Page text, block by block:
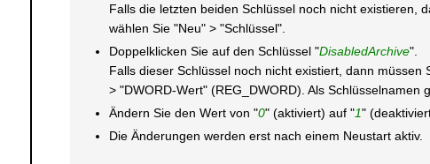
Falls die letzten beiden Schlüssel noch nicht existieren,
wählen Sie "Neu" > "Schlüssel".
Doppelklicken Sie auf den Schlüssel "DisabledArchive".
Falls dieser Schlüssel noch nicht existiert, dann
> "DWORD-Wert" (REG_DWORD). Als Schlüsselnamen
Ändern Sie den Wert von "0" (aktiviert) auf "1"
Die Änderungen werden erst nach einem Neustart aktiv.